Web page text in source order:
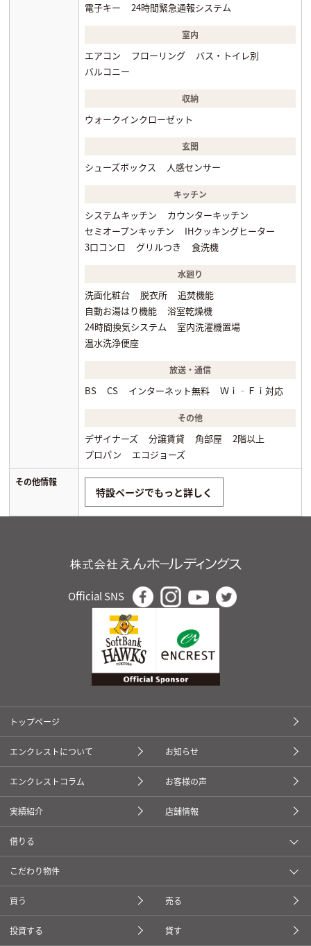
電子キー
24時間緊急通報システム
室内
エアコン フローリング
バス・トイレ別
バルコニー
収納
ウォークインクローゼット
玄関
シューズボックス 人感センサー
キッチン
システムキッチン
カウンターキッチン
セミオープンキッチン
IHクッキングヒーター
3口コンロ
グリルつき 食洗機
水廻り
洗面化粧台 脱衣所
追焚機能
自動お湯はり機能
浴室乾燥機
24時間換気システム
室内洗濯機置場
温水洗浄便座
放送・通信
BS CS インターネット無料 Ｗｉ‐Ｆｉ対応
その他
デザイナーズ 分譲賃貸 角部屋
2階以上
プロパン
エコジョーズ
その他情報
特設ページでもっと詳しく
Official SNS
トップページ
エンクレストについて お知らせ
エンクレストコラム お客様の声
実績紹介 店舗情報
借りる
こだわり物件
買う 売る
投資する 貸す